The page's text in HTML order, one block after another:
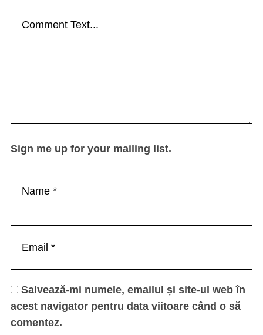
Sign me up for your mailing list.
Salvează-mi numele, emailul și site-ul web în
acest navigator pentru data viitoare când o să
comentez.